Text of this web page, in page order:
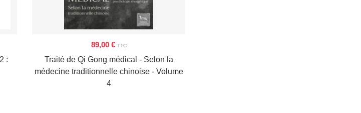
:
89,00 € TTC
Traité de Qi Gong médical - Selon la
médecine traditionnelle chinoise - Volume
4